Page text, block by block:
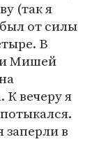
(так я
от силы
В
и Мишей
К вечеру я
в